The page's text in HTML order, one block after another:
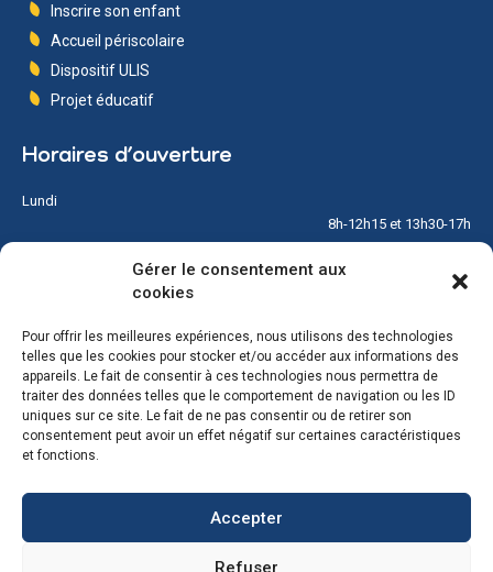
Gérer le consentement aux
cookies
Pour offrir les meilleures expériences, nous utilisons des technologies
telles que les cookies pour stocker et/ou accéder aux informations des
appareils. Le fait de consentir à ces technologies nous permettra de
traiter des données telles que le comportement de navigation ou les ID
uniques sur ce site. Le fait de ne pas consentir ou de retirer son
consentement peut avoir un effet négatif sur certaines caractéristiques
et fonctions.
Accepter
Refuser
Inscrire son enfant
Accueil périscolaire
Dispositif ULIS
Projet éducatif
Horaires d’ouverture
Lundi
8h-12h15 et 13h30-17h
8h-12h15 et 13h30-17h
Mercredi
Fermé
Jeudi
8h-12h15 et 13h30-17h
8h-12h15 et 13h30-17h